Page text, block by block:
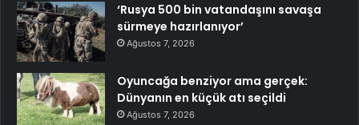
‘Rusya 500 bin vatandaşını savaşa
sürmeye hazırlanıyor’
Ağustos 7, 2026
Oyuncağa benziyor ama gerçek:
Dünyanın en küçük atı seçildi
Ağustos 7, 2026